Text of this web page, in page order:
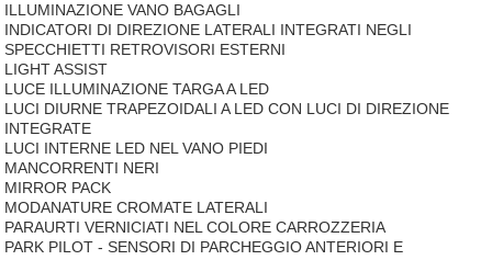
ILLUMINAZIONE VANO BAGAGLI
INDICATORI DI DIREZIONE LATERALI INTEGRATI NEGLI
SPECCHIETTI RETROVISORI ESTERNI
LIGHT ASSIST
LUCE ILLUMINAZIONE TARGA A LED
LUCI DIURNE TRAPEZOIDALI A LED CON LUCI DI DIREZIONE
INTEGRATE
LUCI INTERNE LED NEL VANO PIEDI
MANCORRENTI NERI
MIRROR PACK
MODANATURE CROMATE LATERALI
PARAURTI VERNICIATI NEL COLORE CARROZZERIA
PARK PILOT - SENSORI DI PARCHEGGIO ANTERIORI E